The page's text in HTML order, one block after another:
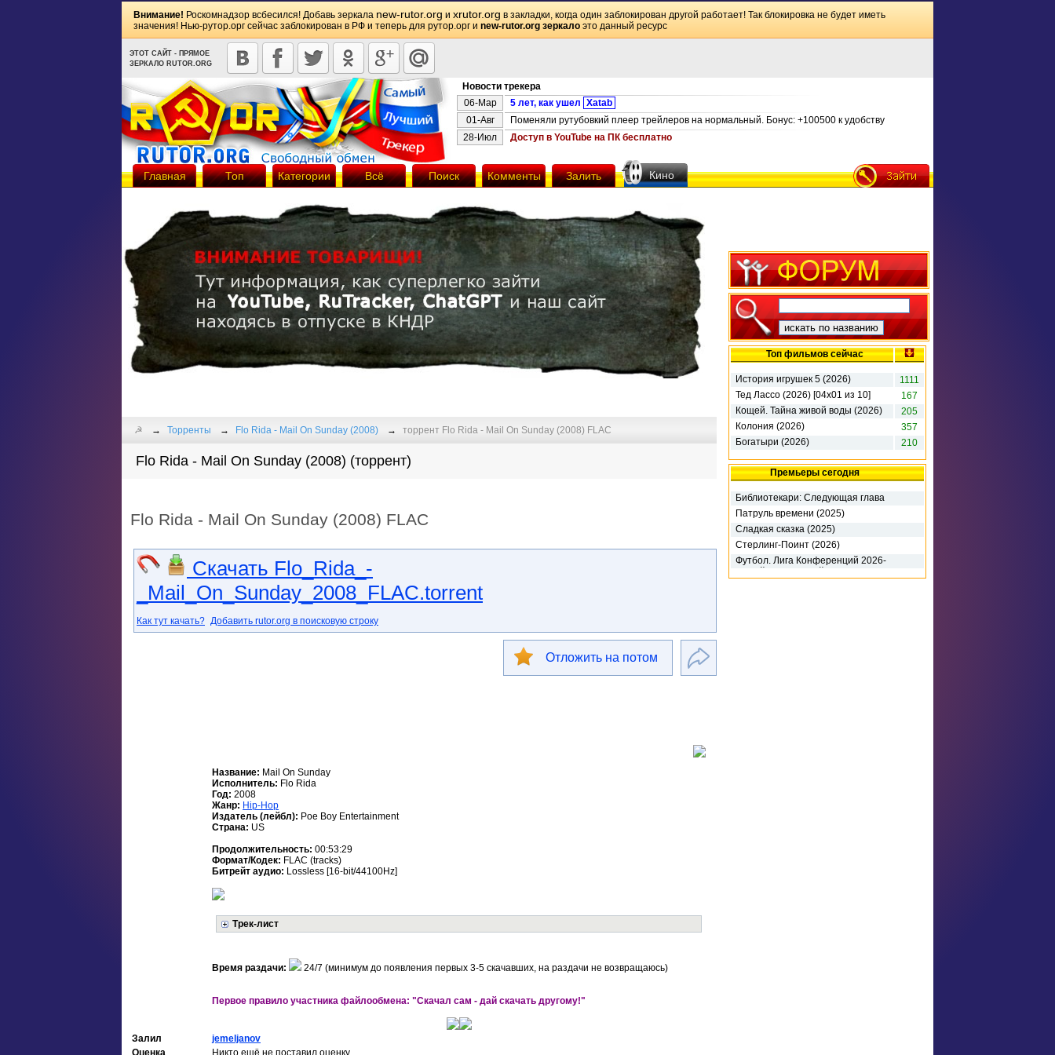
Внимание! Роскомнадзор всбесился! Добавь зеркала new-rutor.org и xrutor.org в закладки, когда один заблокирован другой работает! Так блокировка не будет иметь
значения! Нью-рутор.орг сейчас заблокирован в РФ и теперь для рутор.орг и new-rutor.org зеркало это данный ресурс
ЭТОТ САЙТ - ПРЯМОЕ
ЗЕРКАЛО RUTOR.ORG
Новости трекера
06-Мар
5 лет, как ушел Xatab
01-Авг
Поменяли рутубовкий плеер трейлеров на нормальный. Бонус: +100500 к удобству
28-Июл
Доступ в YouTube на ПК бесплатно
Главная Топ Категории Всё Поиск Комменты Залить Кино
☭ Торренты Flo Rida - Mail On Sunday (2008) торрент Flo Rida - Mail On Sunday (2008) FLAC
Flo Rida - Mail On Sunday (2008) (торрент)
Flo Rida - Mail On Sunday (2008) FLAC
Скачать Flo_Rida_-
_Mail_On_Sunday_2008_FLAC.torrent
Как тут качать? Добавить rutor.org в поисковую строку
Отложить на потом
Название: Mail On Sunday
Исполнитель: Flo Rida
Год: 2008
Жанр: Hip-Hop
Издатель (лейбл): Poe Boy Entertainment
Страна: US
Продолжительность: 00:53:29
Формат/Кодек: FLAC (tracks)
Битрейт аудио: Lossless [16-bit/44100Hz]
Трек-лист
Время раздачи: 24/7 (минимум до появления первых 3-5 скачавших, на раздачи не возвращаюсь)
Первое правило участника файлообмена: "Скачал сам - дай скачать другому!"
Залил
jemeljanov
Оценка
Никто ещё не поставил оценку
Топ фильмов сейчас
История игрушек 5 (2026)
1111
Тед Лассо (2026) [04х01 из 10]
167
Кощей. Тайна живой воды (2026)
205
Колония (2026)
357
Богатыри (2026)
210
Премьеры сегодня
Библиотекари: Следующая глава
(2026)
Патруль времени (2025)
Сладкая сказка (2025)
Стерлинг-Поинт (2026)
Футбол. Лига Конференций 2026-